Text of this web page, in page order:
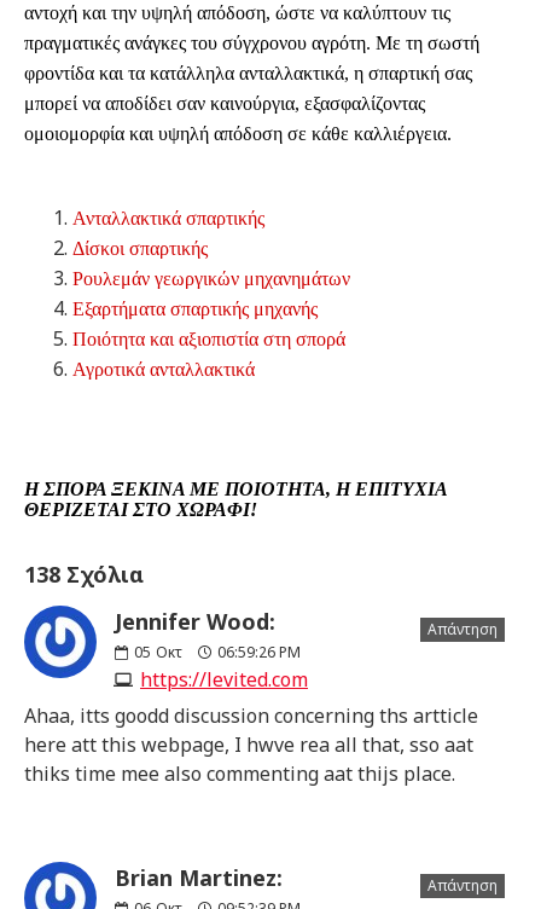
αντοχή και την υψηλή απόδοση, ώστε να καλύπτουν τις
πραγματικές ανάγκες του σύγχρονου αγρότη. Με τη σωστή
φροντίδα και τα κατάλληλα ανταλλακτικά, η σπαρτική σας
μπορεί να αποδίδει σαν καινούργια, εξασφαλίζοντας
ομοιομορφία και υψηλή απόδοση σε κάθε καλλιέργεια.
Ανταλλακτικά σπαρτικής
Δίσκοι σπαρτικής
Ρουλεμάν γεωργικών μηχανημάτων
Εξαρτήματα σπαρτικής μηχανής
Ποιότητα και αξιοπιστία στη σπορά
Αγροτικά ανταλλακτικά
Η ΣΠΟΡΆ ΞΕΚΙΝΆ ΜΕ ΠΟΙΌΤΗΤΑ, Η ΕΠΙΤΥΧΊΑ
ΘΕΡΊΖΕΤΑΙ ΣΤΟ ΧΩΡΆΦΙ!
138 Σχόλια
Jennifer Wood:
05 Οκτ 06:59:26 PM
https://levited.com
Απάντηση
Ahaa, itts goodd discussion concerning ths artticle
here att this webpage, I hwve rea all that, sso aat
thiks time mee also commenting aat thijs place.
Brian Martinez: Απάντηση